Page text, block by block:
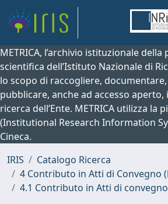
METRICA, l’archivio istituzionale
scientifica dell’Istituto Nazionale di
lo scopo di raccogliere,
pubblicare, anche ad accesso
ricerca dell’Ente. METRICA utilizza la
(Institutional Research Information
Cineca.
IRIS
Catalogo Ricerca
4 Contributo in Atti di Convegno
4.1 Contributo in Atti di convegno